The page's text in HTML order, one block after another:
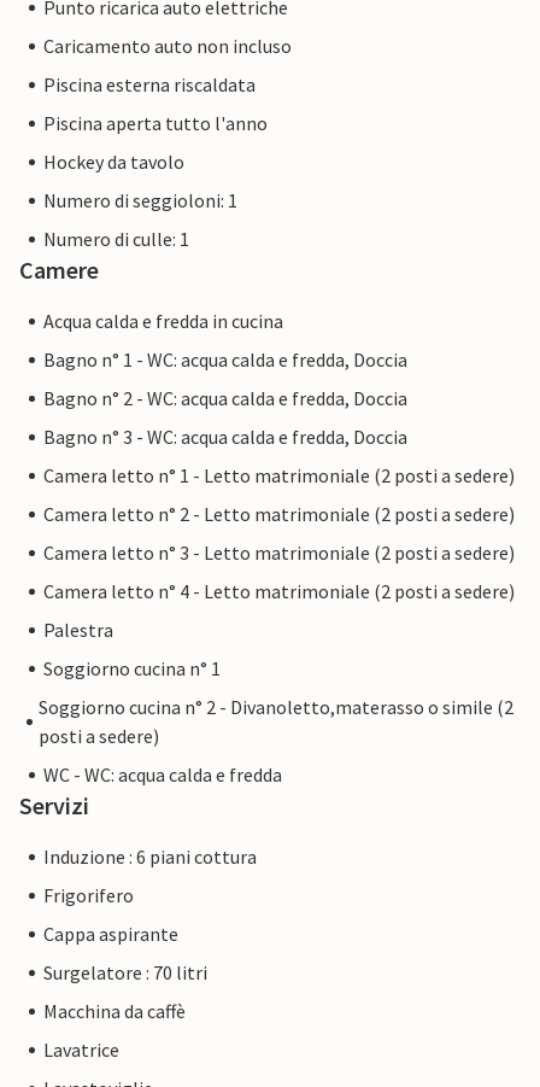
Punto ricarica auto elettriche
Caricamento auto non incluso
Piscina esterna riscaldata
Piscina aperta tutto l'anno
Hockey da tavolo
Numero di seggioloni: 1
Numero di culle: 1
Camere
Acqua calda e fredda in cucina
Bagno n° 1 - WC: acqua calda e fredda, Doccia
Bagno n° 2 - WC: acqua calda e fredda, Doccia
Bagno n° 3 - WC: acqua calda e fredda, Doccia
Camera letto n° 1 - Letto matrimoniale (2 posti a sedere)
Camera letto n° 2 - Letto matrimoniale (2 posti a sedere)
Camera letto n° 3 - Letto matrimoniale (2 posti a sedere)
Camera letto n° 4 - Letto matrimoniale (2 posti a sedere)
Palestra
Soggiorno cucina n° 1
Soggiorno cucina n° 2 - Divanoletto,materasso o simile (2
posti a sedere)
WC - WC: acqua calda e fredda
Servizi
Induzione : 6 piani cottura
Frigorifero
Cappa aspirante
Surgelatore : 70 litri
Macchina da caffè
Lavatrice